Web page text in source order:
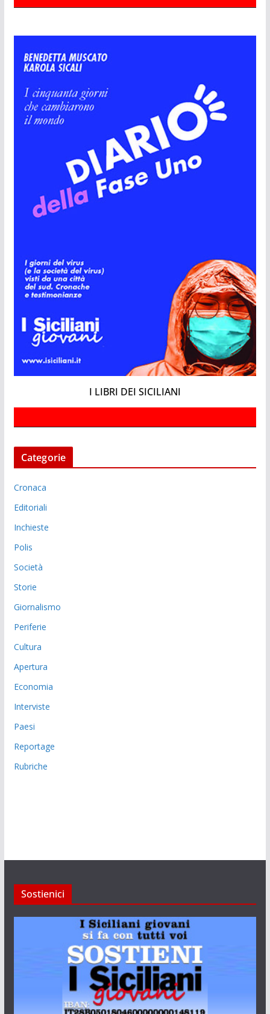
I LIBRI DEI SICILIANI
Categorie
Cronaca
Editoriali
Inchieste
Polis
Società
Storie
Giornalismo
Periferie
Cultura
Apertura
Economia
Interviste
Paesi
Reportage
Rubriche
Sostienici